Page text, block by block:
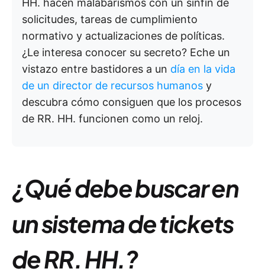
HH. hacen malabarismos con un sinfín de
solicitudes, tareas de cumplimiento
normativo y actualizaciones de políticas.
¿Le interesa conocer su secreto? Eche un
vistazo entre bastidores a un día en la vida
de un director de recursos humanos y
descubra cómo consiguen que los procesos
de RR. HH. funcionen como un reloj.
¿Qué debe buscar en
un sistema de tickets
de RR. HH.?